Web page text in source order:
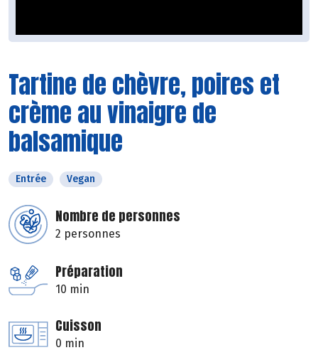
Tartine de chèvre, poires et
crème au vinaigre de
balsamique
Entrée Vegan
Nombre de personnes
2 personnes
Préparation
10 min
Cuisson
0 min